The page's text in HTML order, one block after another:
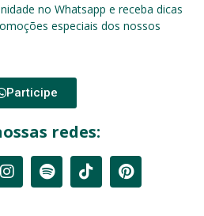
no Whatsapp e receba dicas
especiais dos nossos
Participe
redes: